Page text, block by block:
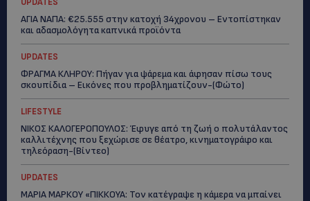
ΑΓΙΑ ΝΑΠΑ: €25.555 στην κατοχή 34χρονου – Εντοπίστηκαν
και αδασμολόγητα καπνικά προϊόντα
UPDATES
ΦΡΑΓΜΑ ΚΛΗΡΟΥ: Πήγαν για ψάρεμα και άφησαν πίσω τους
σκουπίδια – Εικόνες που προβληματίζουν-(Φώτο)
LIFESTYLE
ΝΙΚΟΣ ΚΑΛΟΓΕΡΟΠΟΥΛΟΣ: Έφυγε από τη ζωή ο πολυτάλαντος
καλλιτέχνης που ξεχώρισε σε θέατρο, κινηματογράφο και
τηλεόραση-(Bίντεο)
UPDATES
ΜΑΡΙΑ ΜΑΡΚΟΥ «ΠΙΚΚΟΥΑ: Τον κατέγραψε η κάμερα να μπαίνει